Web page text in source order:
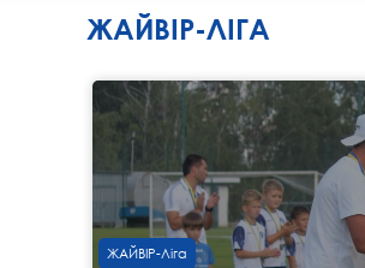
ЖАЙВІР-ЛІГА
ЖАЙВІР-Ліга